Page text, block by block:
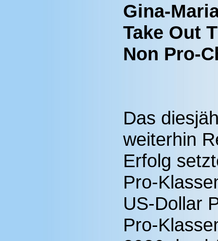
Gina-
Take Out
Non Pro-
Das
weiterhin
Erfolg
Pro-
US-Dollar
Pro-